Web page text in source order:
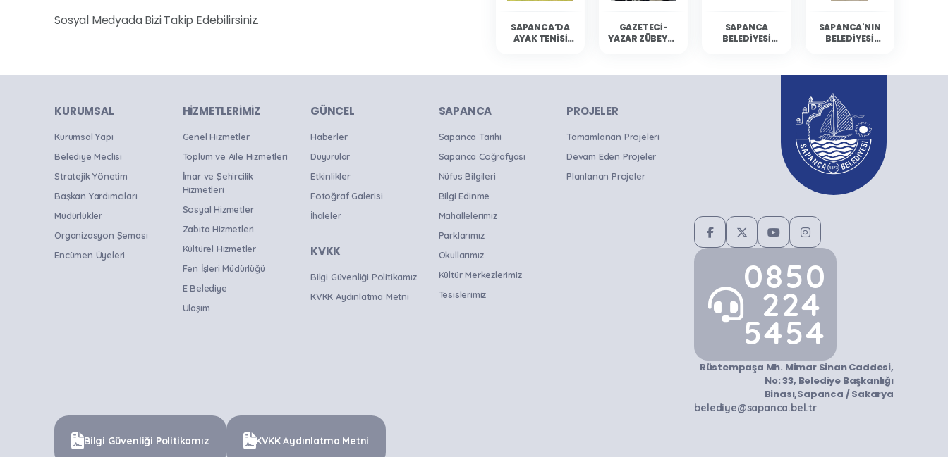
Sosyal Medyada Bizi Takip Edebilirsiniz.
SAPANCA’DA
AYAK TENISI
GAZETECI-
YAZAR ZÜBEYDE
SAPANCA
BELEDIYESI
SAPANCA'NIN
BELEDIYESI
KURUMSAL
Kurumsal Yapı
Belediye Meclisi
Stratejik Yönetim
Başkan Yardımcıları
Müdürlükler
Organizasyon Şeması
Encümen Üyeleri
HIZMETLERIMIZ
Genel Hizmetler
Toplum ve Aile Hizmetleri
İmar ve Şehircilik
Hizmetleri
Sosyal Hizmetler
Zabıta Hizmetleri
Kültürel Hizmetler
Fen İşleri Müdürlüğü
E Belediye
Ulaşım
GÜNCEL
Haberler
Duyurular
Etkinlikler
Fotoğraf Galerisi
İhaleler
KVKK
Bilgi Güvenliği Politikamız
KVKK Aydınlatma Metni
SAPANCA
Sapanca Tarihi
Sapanca Coğrafyası
Nüfus Bilgileri
Bilgi Edinme
Mahallelerimiz
Parklarımız
Okullarımız
Kültür Merkezlerimiz
Tesislerimiz
PROJELER
Tamamlanan Projeleri
Devam Eden Projeler
Planlanan Projeler
0850
224
5454
Rüstempaşa Mh. Mimar Sinan Caddesi,
No: 33, Belediye Başkanlığı
Binası,Sapanca / Sakarya
belediye@sapanca.bel.tr
Bilgi Güvenliği Politikamız KVKK Aydınlatma Metni